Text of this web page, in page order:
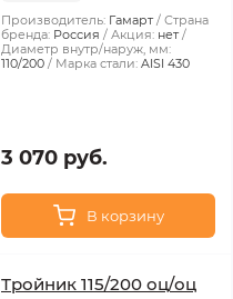
Производитель: Гамарт
Страна
бренда: Россия Акция: нет
Диаметр внутр/наруж, мм:
110/200
Марка стали: AISI 430
3 070 руб.
В корзину
Тройник 115/200 оц/оц